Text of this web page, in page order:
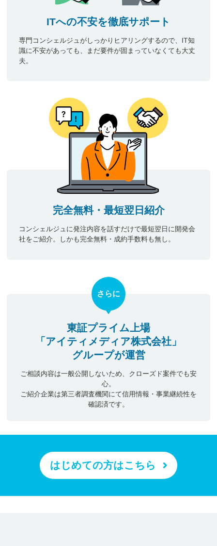
ITへの不安を徹底サポート
専門コンシェルジュがしっかりヒアリングするので、IT知
識に不安があっても、まだ要件が固まっていなくても大丈
夫。
完全無料・最短翌日紹介
コンシェルジュに発注内容を話すだけで最短翌日に開発会
社をご紹介。しかも完全無料・成約手数料も無し。
さらに
東証プライム上場
「アイティメディア株式会社」
グループが運営
ご相談内容は一般公開しないため、クローズド案件でも安
心。
ご紹介企業は第三者調査機関にて信用情報・事業継続性を
確認済です。
はじめての方はこちら